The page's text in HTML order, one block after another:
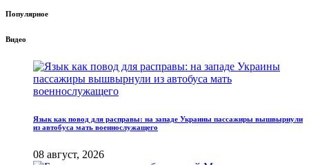
Популярное
Видео
Язык как повод для расправы: на западе Украины пассажиры вышвырнули
из автобуса мать военнослужащего
08 август, 2026